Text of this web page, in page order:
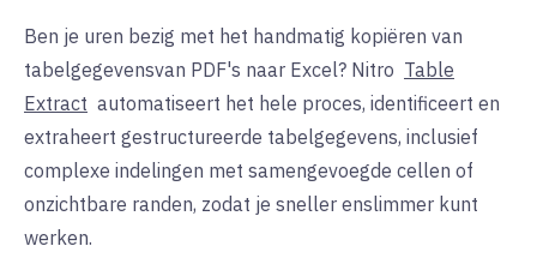
Ben je uren bezig met het handmatig kopiëren van
tabelgegevensvan PDF's naar Excel? Nitro Table
Extract automatiseert het hele proces, identificeert en
extraheert gestructureerde tabelgegevens, inclusief
complexe indelingen met samengevoegde cellen of
onzichtbare randen, zodat je sneller enslimmer kunt
werken.